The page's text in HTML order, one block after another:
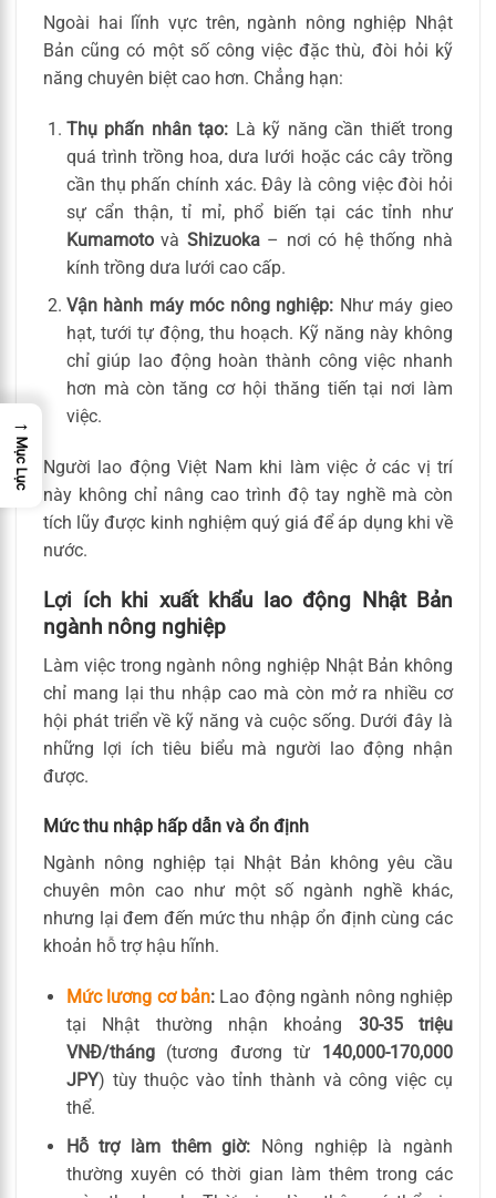
Ngoài hai lĩnh vực trên, ngành nông nghiệp Nhật
Bản cũng có một số công việc đặc thù, đòi hỏi kỹ
năng chuyên biệt cao hơn. Chẳng hạn:
Thụ phấn nhân tạo: Là kỹ năng cần thiết trong
quá trình trồng hoa, dưa lưới hoặc các cây trồng
cần thụ phấn chính xác. Đây là công việc đòi hỏi
sự cẩn thận, tỉ mỉ, phổ biến tại các tỉnh như
Kumamotovà Shizuoka– nơi có hệ thống nhà
kính trồng dưa lưới cao cấp.
Vận hành máy móc nông nghiệp: Như máy gieo
hạt, tưới tự động, thu hoạch. Kỹ năng này không
chỉ giúp lao động hoàn thành công việc nhanh
hơn mà còn tăng cơ hội thăng tiến tại nơi làm
việc.
Người lao động Việt Nam khi làm việc ở các vị trí
này không chỉ nâng cao trình độ tay nghề mà còn
tích lũy được kinh nghiệm quý giá để áp dụng khi về
nước.
Lợi ích khi xuất khẩu lao động Nhật Bản
ngành nông nghiệp
Làm việc trong ngành nông nghiệp Nhật Bản không
chỉ mang lại thu nhập cao mà còn mở ra nhiều cơ
hội phát triển về kỹ năng và cuộc sống. Dưới đây là
những lợi ích tiêu biểu mà người lao động nhận
được.
Mức thu nhập hấp dẫn và ổn định
Ngành nông nghiệp tại Nhật Bản không yêu cầu
chuyên môn cao như một số ngành nghề khác,
nhưng lại đem đến mức thu nhập ổn định cùng các
khoản hỗ trợ hậu hĩnh.
Mức lương cơ bản: Lao động ngành nông nghiệp
tại Nhật thường nhận khoảng 30-35 triệu
VNĐ/tháng(tương đương từ 140,000-170,000
JPY) tùy thuộc vào tỉnh thành và công việc cụ
thể.
Hỗ trợ làm thêm giờ: Nông nghiệp là ngành
thường xuyên có thời gian làm thêm trong các
→
Mục Lục